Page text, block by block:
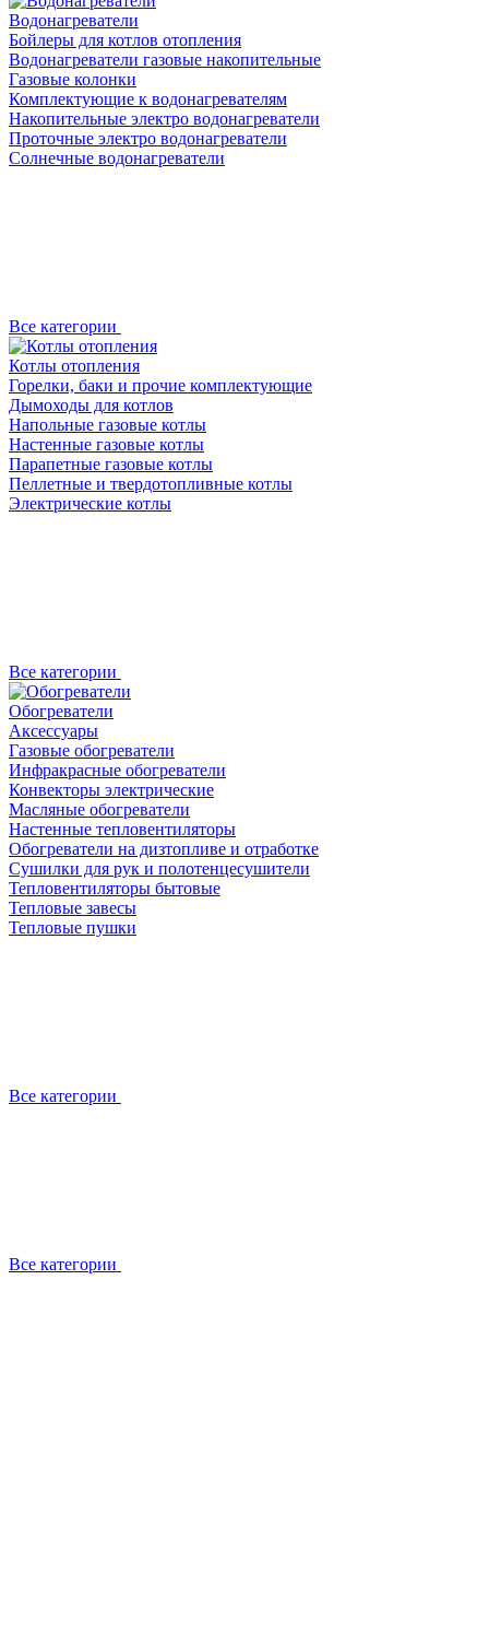
Водонагреватели
Бойлеры для котлов отопления
Водонагреватели газовые накопительные
Газовые колонки
Комплектующие к водонагревателям
Накопительные электро водонагреватели
Проточные электро водонагреватели
Солнечные водонагреватели
Все категории
Котлы отопления
Горелки, баки и прочие комплектующие
Дымоходы для котлов
Напольные газовые котлы
Настенные газовые котлы
Парапетные газовые котлы
Пеллетные и твердотопливные котлы
Электрические котлы
Все категории
Обогреватели
Аксессуары
Газовые обогреватели
Инфракрасные обогреватели
Конвекторы электрические
Масляные обогреватели
Настенные тепловентиляторы
Обогреватели на дизтопливе и отработке
Сушилки для рук и полотенцесушители
Тепловентиляторы бытовые
Тепловые завесы
Тепловые пушки
Все категории
Все категории